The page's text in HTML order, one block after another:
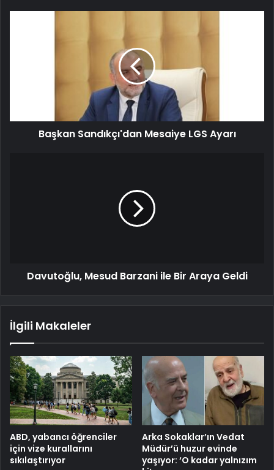
Başkan Sandıkçı'dan Mesaiye LGS Ayarı
Davutoğlu, Mesud Barzani ile Bir Araya Geldi
İlgili Makaleler
ABD, yabancı öğrenciler
için vize kurallarını
sıkılaştırıyor
Arka Sokaklar’ın Vedat
Müdür’ü huzur evinde
yaşıyor: ‘O kadar yalnızım